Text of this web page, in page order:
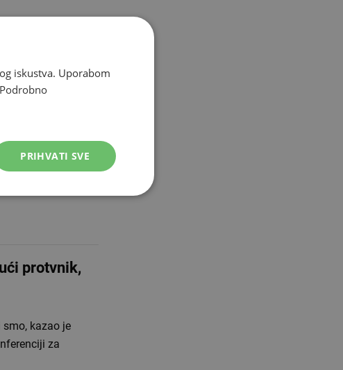
u kakav
HŠK
protvnik,
kazao je
za
iskustva. Uporabom
Podrobno
PRIHVATI SVE